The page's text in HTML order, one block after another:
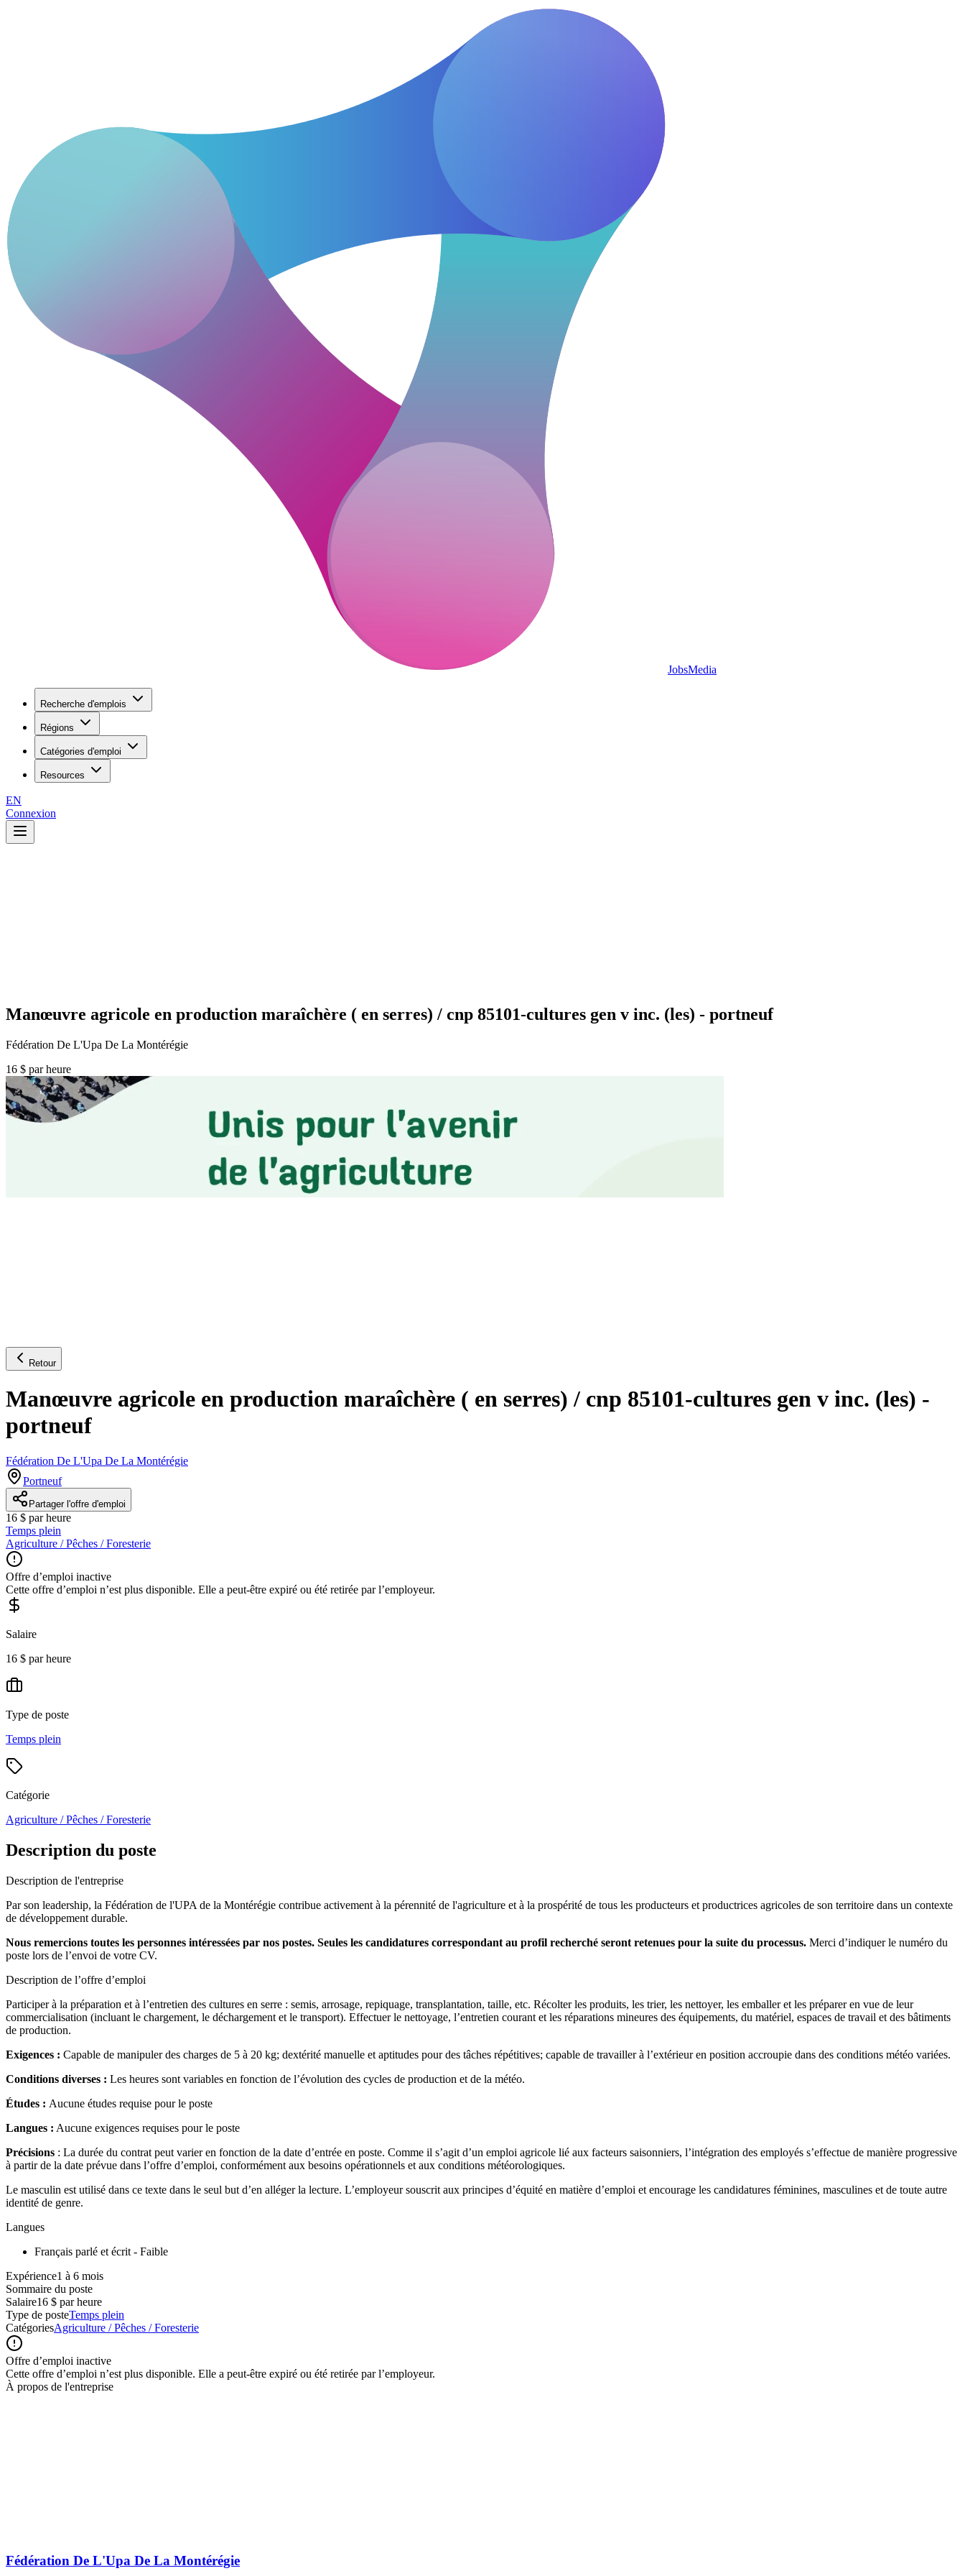
JobsMedia
Recherche d'emplois
Régions
Catégories d'emploi
Resources
EN
Connexion
Manœuvre agricole en production maraîchère ( en serres) / cnp 85101-cultures gen v inc. (les) - portneuf
Fédération De L'Upa De La Montérégie
16 $ par heure
Retour
Manœuvre agricole en production maraîchère ( en serres) / cnp 85101-cultures gen v inc. (les) -
portneuf
Fédération De L'Upa De La Montérégie
Portneuf
Partager l'offre d'emploi
16 $ par heure
Temps plein
Agriculture / Pêches / Foresterie
Offre d’emploi inactive
Cette offre d’emploi n’est plus disponible. Elle a peut-être expiré ou été retirée par l’employeur.
Salaire
16 $ par heure
Type de poste
Temps plein
Catégorie
Agriculture / Pêches / Foresterie
Description du poste
Description de l'entreprise
Par son leadership, la Fédération de l'UPA de la Montérégie contribue activement à la pérennité de l'agriculture et à la prospérité de tous les producteurs et productrices agricoles de son territoire dans un contexte
de développement durable.
Nous remercions toutes les personnes intéressées par nos postes. Seules les candidatures correspondant au profil recherché seront retenues pour la suite du processus. Merci d’indiquer le numéro du
poste lors de l’envoi de votre CV.
Description de l’offre d’emploi
Participer à la préparation et à l’entretien des cultures en serre : semis, arrosage, repiquage, transplantation, taille, etc. Récolter les produits, les trier, les nettoyer, les emballer et les préparer en vue de leur
commercialisation (incluant le chargement, le déchargement et le transport). Effectuer le nettoyage, l’entretien courant et les réparations mineures des équipements, du matériel, espaces de travail et des bâtiments
de production.
Exigences : Capable de manipuler des charges de 5 à 20 kg; dextérité manuelle et aptitudes pour des tâches répétitives; capable de travailler à l’extérieur en position accroupie dans des conditions météo variées.
Conditions diverses : Les heures sont variables en fonction de l’évolution des cycles de production et de la météo.
Études : Aucune études requise pour le poste
Langues : Aucune exigences requises pour le poste
Précisions : La durée du contrat peut varier en fonction de la date d’entrée en poste. Comme il s’agit d’un emploi agricole lié aux facteurs saisonniers, l’intégration des employés s’effectue de manière progressive
à partir de la date prévue dans l’offre d’emploi, conformément aux besoins opérationnels et aux conditions météorologiques.
Le masculin est utilisé dans ce texte dans le seul but d’en alléger la lecture. L’employeur souscrit aux principes d’équité en matière d’emploi et encourage les candidatures féminines, masculines et de toute autre
identité de genre.
Langues
Français parlé et écrit - Faible
Expérience1 à 6 mois
Sommaire du poste
Salaire16 $ par heure
Type de posteTemps plein
CatégoriesAgriculture / Pêches / Foresterie
Offre d’emploi inactive
Cette offre d’emploi n’est plus disponible. Elle a peut-être expiré ou été retirée par l’employeur.
À propos de l'entreprise
Fédération De L'Upa De La Montérégie